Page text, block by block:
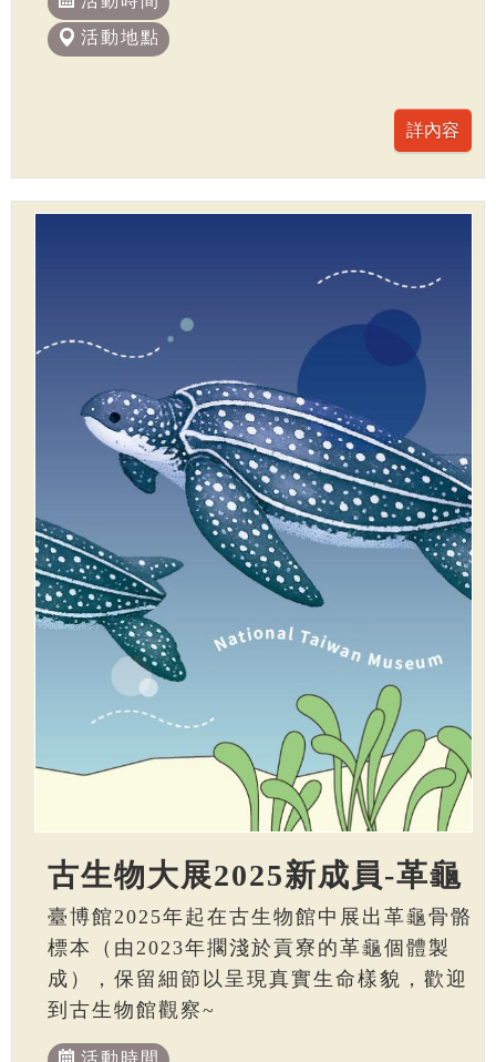
活動地點
古生物大展2025新成員-革龜
臺博館2025年起在古生物館中展出革龜骨骼
標本（由2023年擱淺於貢寮的革龜個體製
成），保留細節以呈現真實生命樣貌，歡迎
到古生物館觀察~